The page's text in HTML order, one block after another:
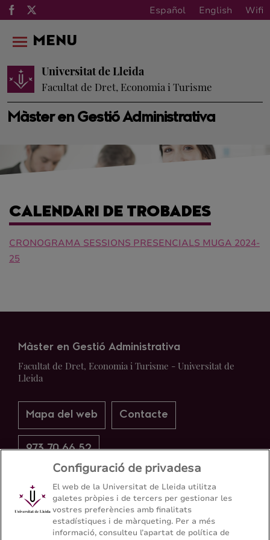
Español English Wifi
Màster en Gestió Administrativa
Universitat de Lleida
Facultat de Dret, Economia i Turisme
MENU
CALENDARI DE TROBADES
CRONOGRAMA SESSIONS PRESENCIALS MUGA 2024-
25
Màster en Gestió Administrativa
Facultat de Dret, Economia i Turisme - Universitat de
Lleida
Mapa del web Contacte
973 70 66 52
Configuració de privadesa
El web de la Universitat de Lleida utilitza
galetes pròpies i de tercers per gestionar les
vostres preferències amb finalitats
estadístiques i de màrqueting. Per a més
informació, consulteu l’apartat de política de